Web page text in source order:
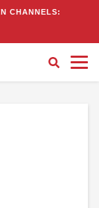
CHANNELS: